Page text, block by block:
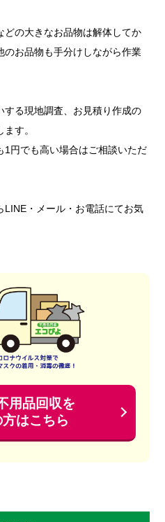
どの大きなお品物は解体してか
のお品物も手分けしながら作業
する現地調査、お見積り作成の
す。
1円でも高い場合はご相談いただ
LINE・メール・お電話にてお気
用品回収を
はこちら